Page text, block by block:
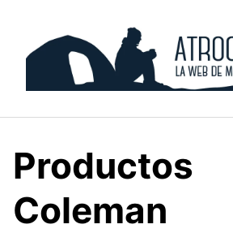
content
Productos
Coleman